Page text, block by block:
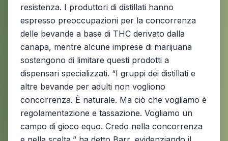
resistenza. I produttori di distillati hanno
espresso preoccupazioni per la concorrenza
delle bevande a base di THC derivato dalla
canapa, mentre alcune imprese di marijuana
sostengono di limitare questi prodotti a
dispensari specializzati. “I gruppi dei distillati e
altre bevande per adulti non vogliono
concorrenza. È naturale. Ma ciò che vogliamo è
regolamentazione e tassazione. Vogliamo un
campo di gioco equo. Credo nella concorrenza